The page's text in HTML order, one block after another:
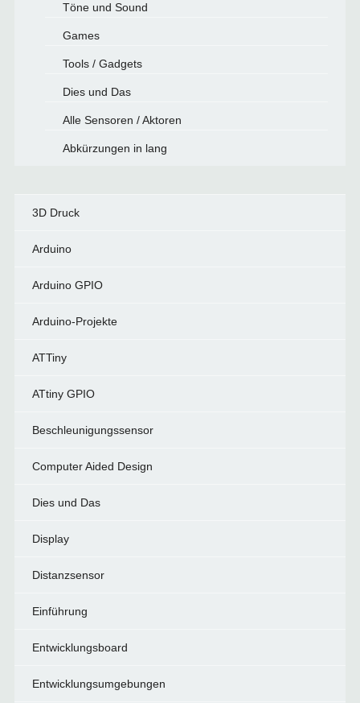
Töne und Sound
Games
Tools / Gadgets
Dies und Das
Alle Sensoren / Aktoren
Abkürzungen in lang
3D Druck
Arduino
Arduino GPIO
Arduino-Projekte
ATTiny
ATtiny GPIO
Beschleunigungssensor
Computer Aided Design
Dies und Das
Display
Distanzsensor
Einführung
Entwicklungsboard
Entwicklungsumgebungen